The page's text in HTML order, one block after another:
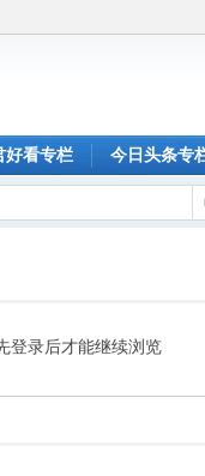
好看专栏 今日头条专
登录后才能继续浏览